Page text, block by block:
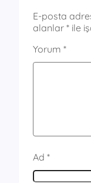
E-posta
alanlar * ile
Yorum *
Ad *